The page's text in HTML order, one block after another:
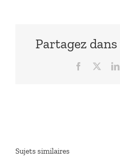
Partagez
Facebook
Sujets similaires